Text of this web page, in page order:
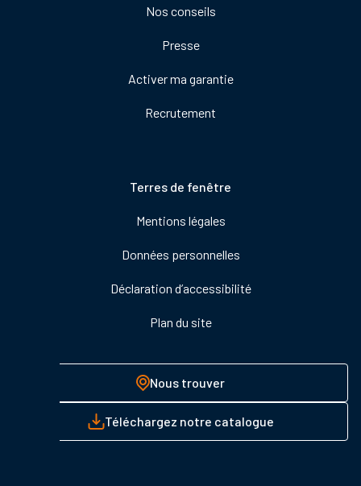
Nos conseils
Presse
Activer ma garantie
Recrutement
Terres de fenêtre
Mentions légales
Données personnelles
Déclaration d’accessibilité
Plan du site
Nous trouver
Téléchargez notre catalogue